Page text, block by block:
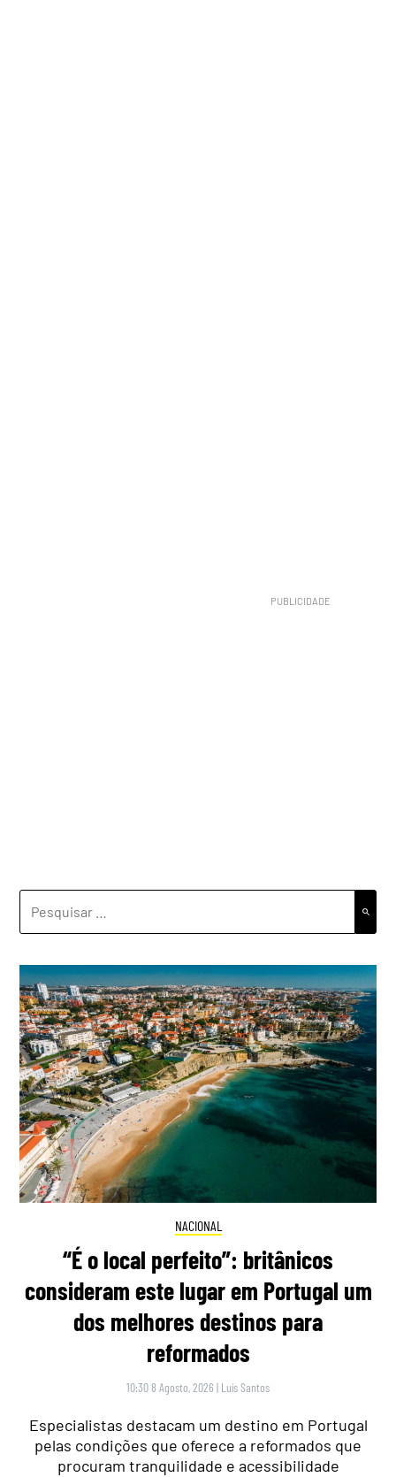
POR:
NACIONAL
“É o local perfeito”: britânicos
consideram este lugar em Portugal um
dos melhores destinos para
reformados
10:30 8 Agosto, 2026 | Luís Santos
Especialistas destacam um destino em Portugal
pelas condições que oferece a reformados que
procuram tranquilidade e acessibilidade